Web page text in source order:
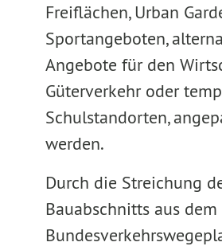
Freiflächen, Urban
Sportangeboten,
Angebote für den
Güterverkehr oder
Schulstandorten,
werden.
Durch die Streichung
Bauabschnitts aus dem